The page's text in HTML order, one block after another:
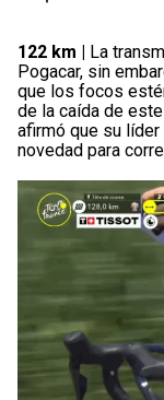
122 km | La
Pogacar, sin
que los focos
de la caída de
afirmó que su
novedad para